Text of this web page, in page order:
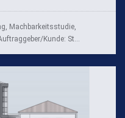
Machbarkeitsstudie,
Kunde: St...